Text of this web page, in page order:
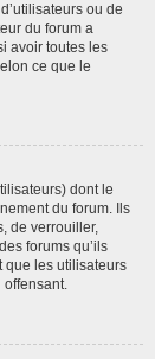
ou de
du forum a
avoir toutes les
ce que le
dont le
du forum. Ils
de verrouiller,
forums qu’ils
que les utilisateurs